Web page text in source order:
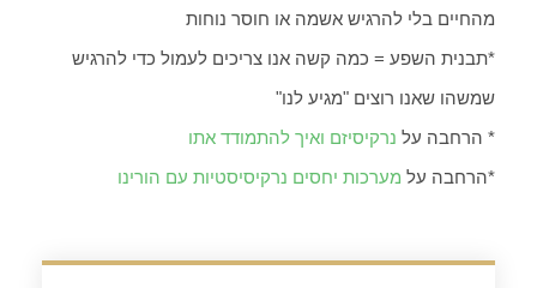
מהחיים בלי להרגיש אשמה או חוסר נוחות
*תבנית השפע = כמה קשה אנו צריכים לעמול כדי להרגיש
שמשהו שאנו רוצים "מגיע לנו"
* הרחבה על נרקיסיזם ואיך להתמודד אתו
*הרחבה על מערכות יחסים נרקיסיסטיות עם הורינו